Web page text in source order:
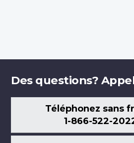
Des questions?
Téléphonez sans
1-866-522-